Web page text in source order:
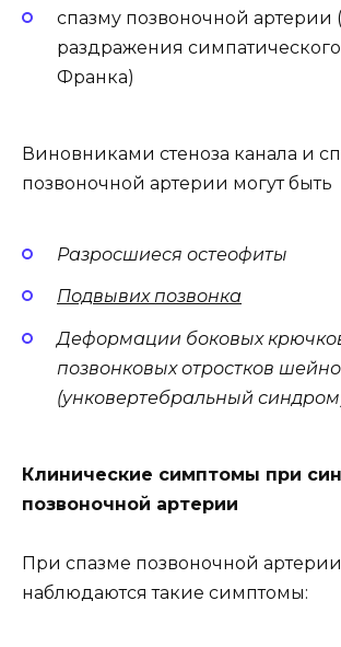
спазму позвоночной артерии
раздражения
Франка)
Виновниками стеноза канала и
позвоночной артерии могут быть
Разросшиеся остеофиты
Подвывих позвонка
Деформации боковых
позвонковых отростков
(унковертебральный
Клинические симптомы при
позвоночной артерии
При спазме позвоночной артерии
наблюдаются такие симптомы: